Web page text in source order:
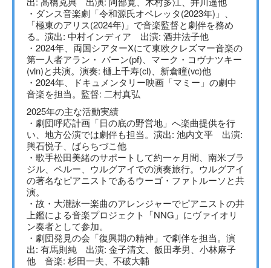
・ダンス音楽劇「令和源氏オペレッタ(2023年)」、
「極東のアリス(2024年)」で音楽監督と劇伴を務め
る。演出: 中村インディア 出演: 酒井法子他
・2024年、両国シアターXにて東欧クレズマー音楽の
第一人者アラン・ バーン(pf)、マーク・コヴナツキー
(vln)と共演。演奏: 樋上千寿(cl)、新倉瞳(vc)他
・2024年、ドキュメンタリー映画「マミー」の劇中
音楽を担当。監督: 二村真弘
2025年の主な活動実績
・劇団呼応計画「日の底の野営地」へ楽曲提供を行
い、地方公演では劇伴も担当。演出: 池内文平 出演:
輿石悦子、ばらちづこ他
・歌手松田美緒のサポートして約一ヶ月間、南米ブラ
ジル、ペルー、ウルグアイでの演奏旅行。ウルグアイ
の著名なピアニストであるウーゴ・ファトルーソと共
演。
・故・大瀧詠一楽曲のアレンジャーでピアニストの井
上鑑による音楽プロジェクト「NNG」にヴァイオリ
ン奏者として参加。
・劇団発見の会「復興期の精神」で劇伴を担当。演
出: 有馬則純 出演: 金子清文、飯田孝男、小林麻子
他 音楽: 杉田一夫、不破大輔